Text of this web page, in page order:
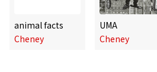
animal facts
Cheney
UMA
Cheney